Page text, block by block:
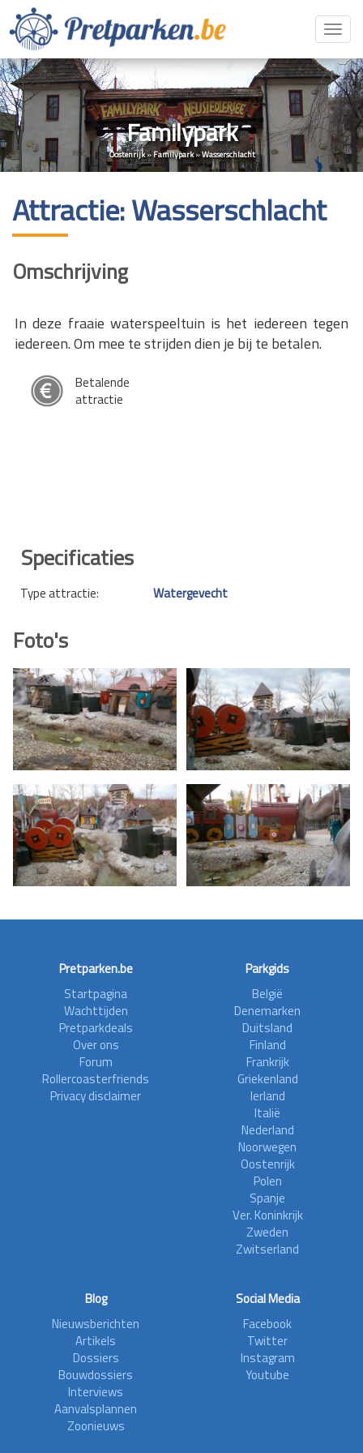
Familypark
Oostenrijk»Familypark»Wasserschlacht
Attractie: Wasserschlacht
Omschrijving
In deze fraaie waterspeeltuin is het iedereen tegen
iedereen. Om mee te strijden dien je bij te betalen.
Betalende
attractie
Specificaties
Type attractie: Watergevecht
Foto's
Pretparken.be
Startpagina
Wachttijden
Pretparkdeals
Over ons
Forum
Rollercoasterfriends
Privacy disclaimer
Parkgids
België
Denemarken
Duitsland
Finland
Frankrijk
Griekenland
Ierland
Italië
Nederland
Noorwegen
Oostenrijk
Polen
Spanje
Ver. Koninkrijk
Zweden
Zwitserland
Blog
Nieuwsberichten
Artikels
Dossiers
Bouwdossiers
Interviews
Aanvalsplannen
Zoonieuws
Social Media
Facebook
Twitter
Instagram
Youtube